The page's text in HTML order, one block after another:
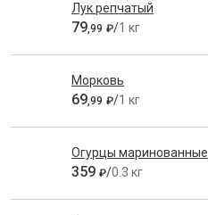
Лук репчатый
79,99 ₽/1 кг
Морковь
69,99 ₽/1 кг
Огурцы маринованные
359 ₽/0.3 кг